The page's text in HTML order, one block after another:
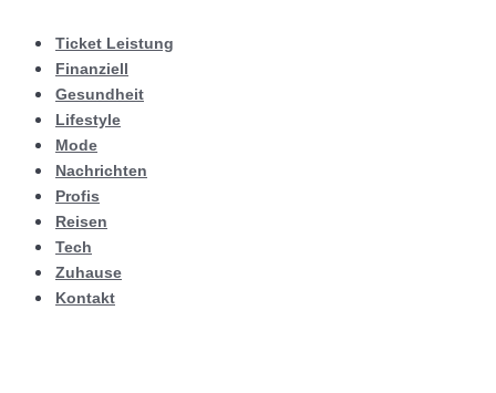
Ticket Leistung
Finanziell
Gesundheit
Lifestyle
Mode
Nachrichten
Profis
Reisen
Tech
Zuhause
Kontakt